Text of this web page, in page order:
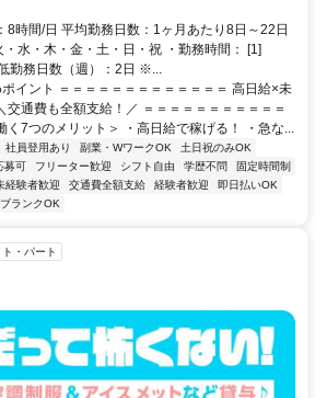
8時間/日 平均勤務日数：1ヶ月あたり8日～22日
・水・木・金・土・日・祝 ・勤務時間： [1]
勤務日数（週）：2日 ※...
イント ＝＝＝＝＝＝＝＝＝＝＝＝＝ 高日給×未
通費も全額支給！／ ＝＝＝＝＝＝＝＝＝＝＝
く7つのメリット＞ ・高日給で稼げる！ ・急な...
社員登用あり 副業・WワークOK
土日祝のみOK
募可 フリーター歓迎 シフト自由 学歴不問
固定時間制
経験者歓迎 交通費全額支給 経験者歓迎
即日払いOK
ブランクOK
・パート